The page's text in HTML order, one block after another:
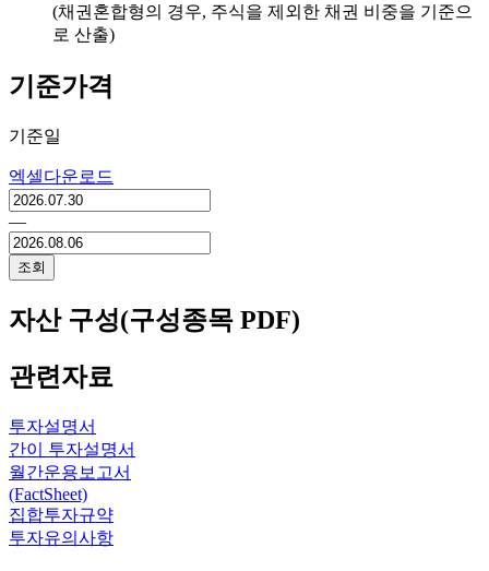
(채권혼합형의 경우, 주식을 제외한 채권 비중을 기준으
로 산출)
기준가격
기준일
엑셀다운로드
―
조회
자산 구성(구성종목 PDF)
관련자료
투자설명서
간이 투자설명서
월간운용보고서
(FactSheet)
집합투자규약
투자유의사항